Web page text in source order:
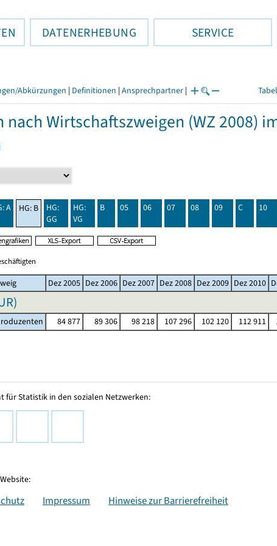
DATENERHEBUNG SERVICE
Abkürzungen | Definitionen | Ansprechpartner |
nach Wirtschaftszweigen (WZ 2008)
A HG: B
HG:
GG
HG:
VG
B 05 06 07 08 09 C 10
Dez 2005 Dez 2006 Dez 2007 Dez 2008 Dez 2009 Dez 2010
)
84 877 89 306 98 218 107 296 102 120 112 911
für Statistik in den sozialen Netzwerken:
Impressum Hinweise zur Barrierefreiheit